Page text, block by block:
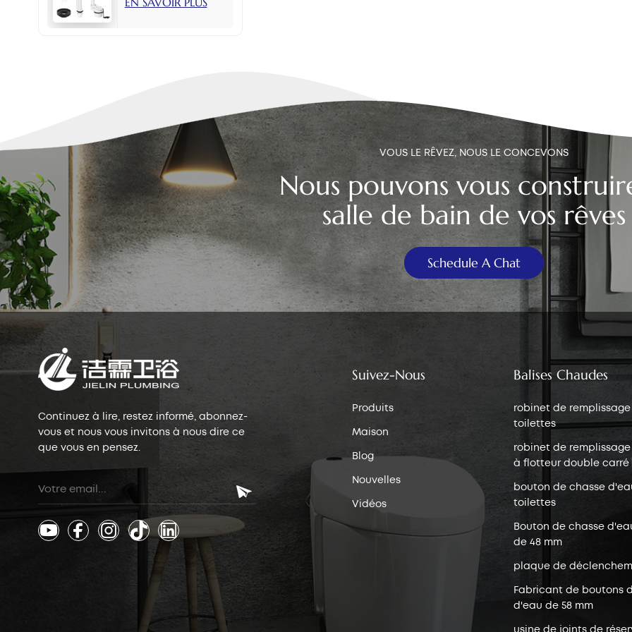
VOUS LE RÊVEZ, NOUS LE CONCEVONS
Nous pouvons vous
salle de bain de vos rêves
Schedule A Chat
Continuez à lire, restez informé, abonnez-
vous et nous vous invitons à nous dire ce
que vous en pensez.
Suivez-Nous
Produits
Maison
Blog
Nouvelles
Vidéos
Balises Chaudes
robinet de remplissage
toilettes
robinet de
à flotteur double carré
bouton de chasse
toilettes
Bouton de chasse
de 48 mm
plaque de
Fabricant de boutons
d'eau de 58 mm
usine de joints de